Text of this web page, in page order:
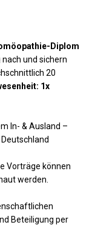
Diplom
und sichern
20
1x
In- & Ausland –
Vorträge können
werden.
Beteiligung per